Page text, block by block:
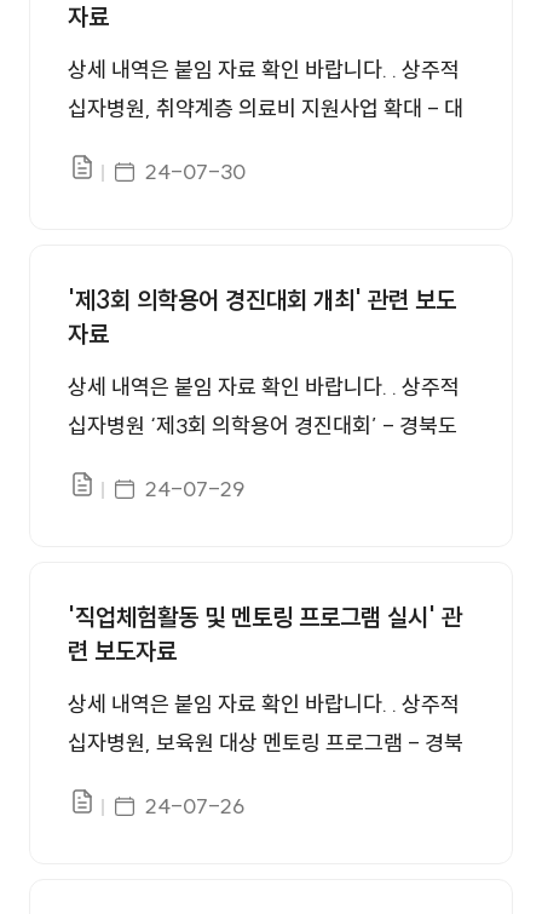
시 < 병의원 < 단신 < 기사본문 - 의학신문 (bo
sa.co.kr) http://www.newsa.co.kr/news/arti
cleView.html?idxno=318500
경북 < 지역 < 기사본문 - 데일리한국 (hankoo
ki.com)
자료
상세 내역은 붙임 자료 확인 바랍니다. . 상주적
십자병원, 취약계층 의료비 지원사업 확대 - 대
근로자 등 의료비 확대 지원 - 경북매일 (kbma
사본문 - 데일리한국 (hankooki.com)
파일있음게시일자
24-07-30
'제3회 의학용어 경진대회 개최' 관련 보도
자료
상세 내역은 붙임 자료 확인 바랍니다. . 상주적
십자병원 ‘제3회 의학용어 경진대회’ - 경북도
용어 경진대회 개최 < 상주 < 지역뉴스 < 기사
< 지역 < 기사본문 - 데일리한국 (hankooki.co
m)
파일있음게시일자
24-07-29
'직업체험활동 및 멘토링 프로그램 실시' 관
련 보도자료
상세 내역은 붙임 자료 확인 바랍니다. . 상주적
십자병원, 보육원 대상 멘토링 프로그램 - 경북
주보육원생 직업체험활동 운영 - 경북매일 (kb
파일있음게시일자
24-07-26